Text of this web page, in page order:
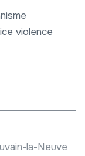
violence
la-Neuve